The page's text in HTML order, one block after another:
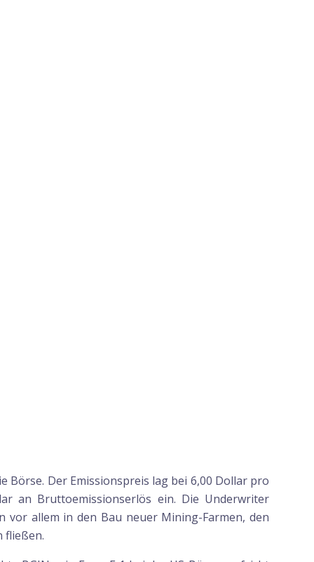
Börse. Der Emissionspreis lag bei 6,00 Dollar pro
an Bruttoemissionserlös ein. Die Underwriter
allem in den Bau neuer Mining-Farmen, den
fließen.